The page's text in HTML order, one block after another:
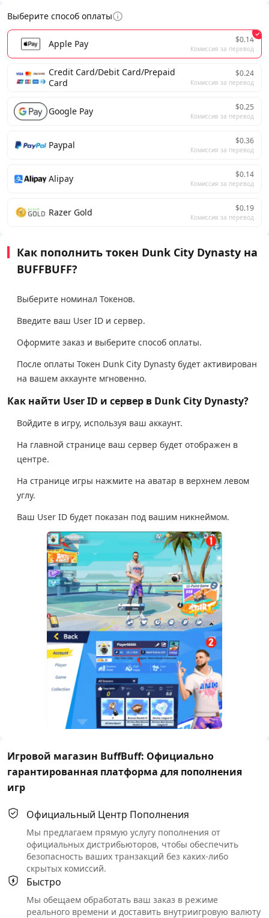
Выберите способ оплаты
Apple Pay $0.14
Комиссия за перевод
Credit Card/Debit Card/Prepaid
Card
$0.24
Комиссия за перевод
Google Pay $0.25
Комиссия за перевод
Paypal $0.36
Комиссия за перевод
Alipay $0.14
Комиссия за перевод
Razer Gold $0.19
Комиссия за перевод
Как пополнить токен Dunk City Dynasty на
BUFFBUFF?
Выберите номинал Токенов.
Введите ваш User ID и сервер.
Оформите заказ и выберите способ оплаты.
После оплаты Токен Dunk City Dynasty будет активирован
на вашем аккаунте мгновенно.
Как найти User ID и сервер в Dunk City Dynasty?
Войдите в игру, используя ваш аккаунт.
На главной странице ваш сервер будет отображен в
центре.
На странице игры нажмите на аватар в верхнем левом
углу.
Ваш User ID будет показан под вашим никнеймом.
Игровой магазин BuffBuff: Официально
гарантированная платформа для пополнения
игр
Официальный Центр Пополнения
Мы предлагаем прямую услугу пополнения от
официальных дистрибьюторов, чтобы обеспечить
безопасность ваших транзакций без каких-либо
скрытых комиссий.
Быстро
Мы обещаем обработать ваш заказ в режиме
реального времени и доставить внутриигровую валюту